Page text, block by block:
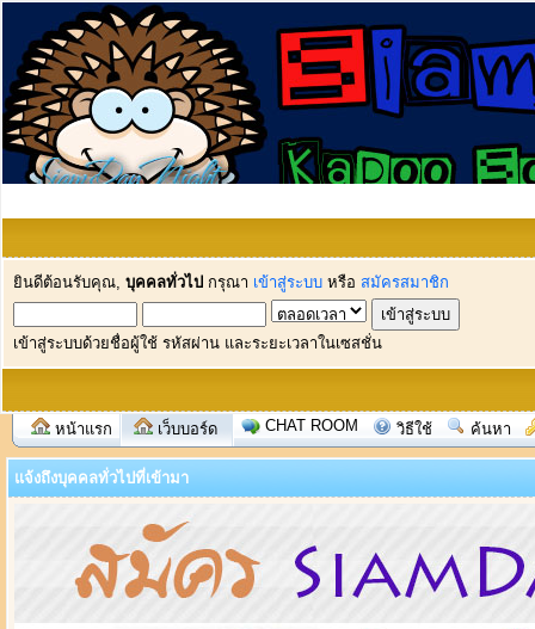
ยินดีต้อนรับคุณ, บุคคลทั่วไป กรุณา เข้าสู่ระบบ หรือ สมัครสมาชิก
เข้าสู่ระบบด้วยชื่อผู้ใช้ รหัสผ่าน และระยะเวลาในเซสชั่น
หน้าแรก เว็บบอร์ด CHAT ROOM วิธีใช้ ค้นหา
แจ้งถึงบุคคลทั่วไปที่เข้ามา